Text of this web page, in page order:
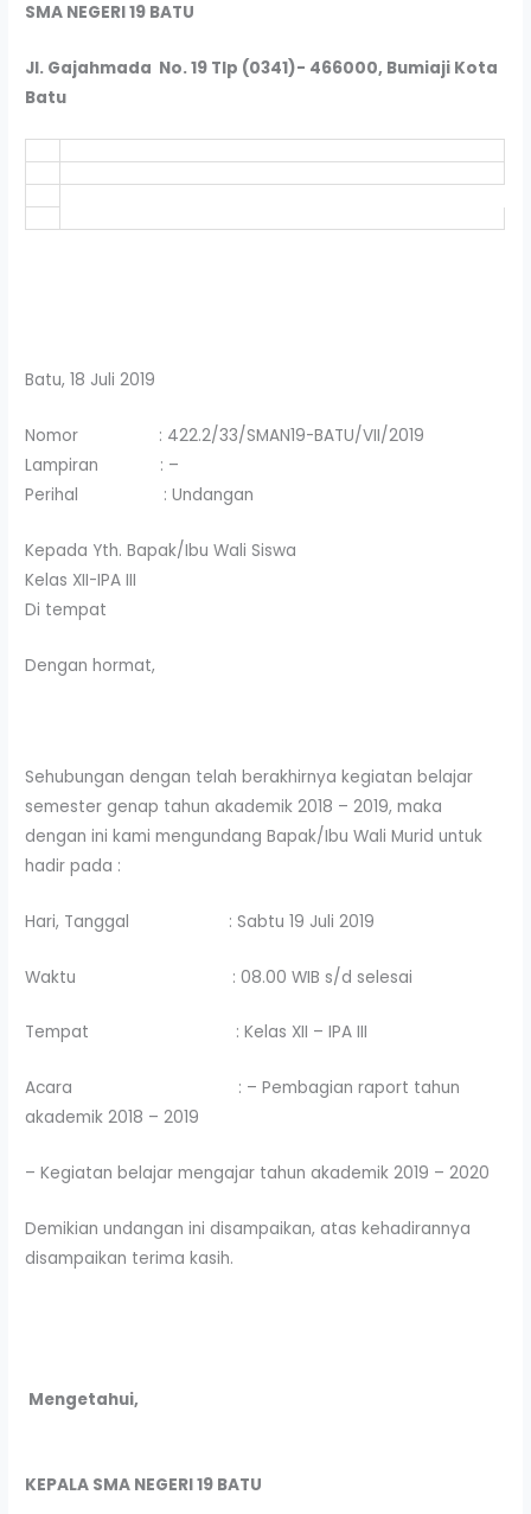
SMA NEGERI 19 BATU
Jl. Gajahmada No. 19 Tlp (0341)- 466000, Bumiaji Kota
Batu
Batu, 18 Juli 2019
Nomor : 422.2/33/SMAN19-BATU/VII/2019
Lampiran : –
Perihal : Undangan
Kepada Yth. Bapak/Ibu Wali Siswa
Kelas XII-IPA III
Di tempat
Dengan hormat,
Sehubungan dengan telah berakhirnya kegiatan belajar
semester genap tahun akademik 2018 – 2019, maka
dengan ini kami mengundang Bapak/Ibu Wali Murid untuk
hadir pada :
Hari, Tanggal : Sabtu 19 Juli 2019
Waktu : 08.00 WIB s/d selesai
Tempat : Kelas XII – IPA III
Acara : – Pembagian raport tahun
akademik 2018 – 2019
– Kegiatan belajar mengajar tahun akademik 2019 – 2020
Demikian undangan ini disampaikan, atas kehadirannya
disampaikan terima kasih.
Mengetahui,
KEPALA SMA NEGERI 19 BATU